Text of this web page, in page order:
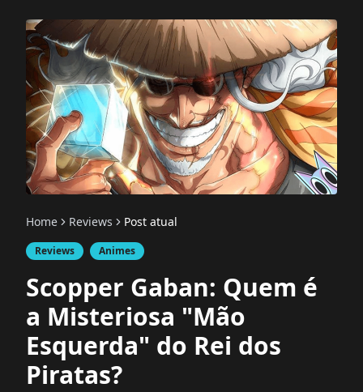
Home Reviews Post atual
Reviews Animes
Scopper Gaban: Quem é
a Misteriosa "Mão
Esquerda" do Rei dos
Piratas?